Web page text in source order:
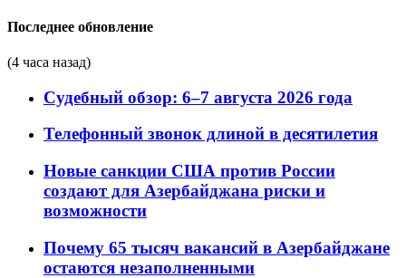
Последнее обновление
(4 часа назад)
Судебный обзор: 6–7 августа 2026 года
Телефонный звонок длиной в десятилетия
Новые санкции США против России
создают для Азербайджана риски и
возможности
Почему 65 тысяч вакансий в Азербайджане
остаются незаполненными